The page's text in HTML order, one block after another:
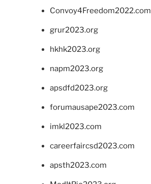
Convoy4Freedom2022.com
grur2023.org
hkhk2023.org
napm2023.org
apsdfd2023.org
forumausape2023.com
imkl2023.com
careerfaircsd2023.com
apsth2023.com